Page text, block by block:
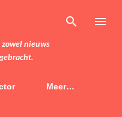
nieuws
Meer…